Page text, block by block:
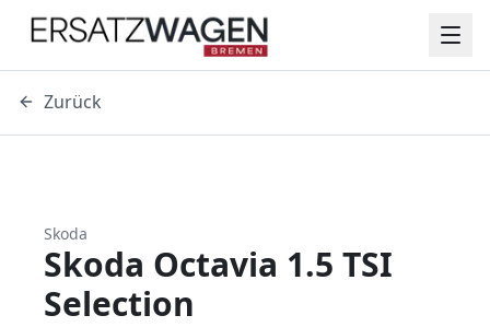
Zurück
Skoda
Skoda Octavia 1.5 TSI
Selection